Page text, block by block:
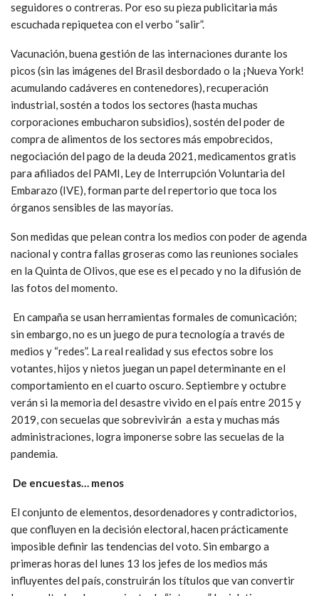
seguidores o contreras. Por eso su pieza publicitaria más
escuchada repiquetea con el verbo “salir”.
Vacunación, buena gestión de las internaciones durante los
picos (sin las imágenes del Brasil desbordado o la ¡Nueva York!
acumulando cadáveres en contenedores), recuperación
industrial, sostén a todos los sectores (hasta muchas
corporaciones embucharon subsidios), sostén del poder de
compra de alimentos de los sectores más empobrecidos,
negociación del pago de la deuda 2021, medicamentos gratis
para afiliados del PAMI, Ley de Interrupción Voluntaria del
Embarazo (IVE), forman parte del repertorio que toca los
órganos sensibles de las mayorías.
Son medidas que pelean contra los medios con poder de agenda
nacional y contra fallas groseras como las reuniones sociales
en la Quinta de Olivos, que ese es el pecado y no la difusión de
las fotos del momento.
En campaña se usan herramientas formales de comunicación;
sin embargo, no es un juego de pura tecnología a través de
medios y “redes”. La real realidad y sus efectos sobre los
votantes, hijos y nietos juegan un papel determinante en el
comportamiento en el cuarto oscuro. Septiembre y octubre
verán si la memoria del desastre vivido en el país entre 2015 y
2019, con secuelas que sobrevivirán a esta y muchas más
administraciones, logra imponerse sobre las secuelas de la
pandemia.
De encuestas… menos
El conjunto de elementos, desordenadores y contradictorios,
que confluyen en la decisión electoral, hacen prácticamente
imposible definir las tendencias del voto. Sin embargo a
primeras horas del lunes 13 los jefes de los medios más
influyentes del país, construirán los títulos que van convertir